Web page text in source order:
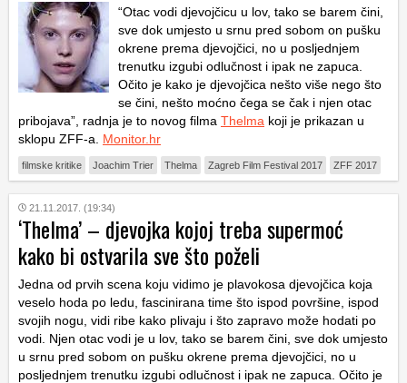
“Otac vodi djevojčicu u lov, tako se barem čini,
sve dok umjesto u srnu pred sobom on pušku
okrene prema djevojčici, no u posljednjem
trenutku izgubi odlučnost i ipak ne zapuca.
Očito je kako je djevojčica nešto više nego što
se čini, nešto moćno čega se čak i njen otac
pribojava”, radnja je to novog filma Thelma koji je prikazan u
sklopu ZFF-a. Monitor.hr
filmske kritike Joachim Trier Thelma Zagreb Film Festival 2017 ZFF 2017
21.11.2017. (19:34)
‘Thelma’ – djevojka kojoj treba supermoć
kako bi ostvarila sve što poželi
Jedna od prvih scena koju vidimo je plavokosa djevojčica koja
veselo hoda po ledu, fascinirana time što ispod površine, ispod
svojih nogu, vidi ribe kako plivaju i što zapravo može hodati po
vodi. Njen otac vodi je u lov, tako se barem čini, sve dok umjesto
u srnu pred sobom on pušku okrene prema djevojčici, no u
posljednjem trenutku izgubi odlučnost i ipak ne zapuca. Očito je